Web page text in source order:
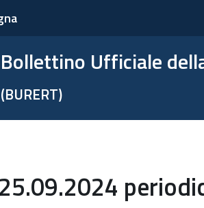
Bollettino Ufficiale
(BURERT)